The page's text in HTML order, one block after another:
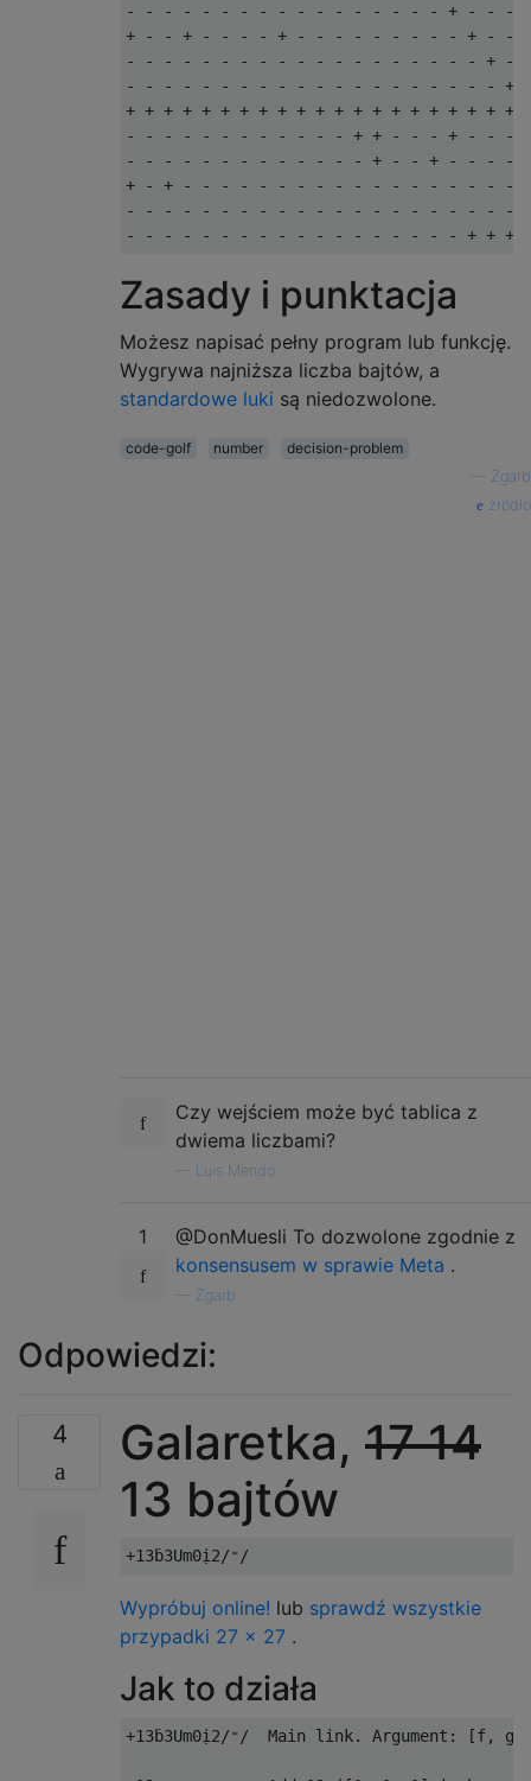
- - - - - - - - - - - - - - - - - + - - -
+ - - + - - - - + - - - - - - - - - + - -
- - - - - - - - - - - - - - - - - - - + -
- - - - - - - - - - - - - - - - - - - - +
+ + + + + + + + + + + + + + + + + + + + +
- - - - - - - - - - - - + + - - - + - - -
- - - - - - - - - - - - - + - - + - - - - +
+ - + - - - - - - - - - - - - - - - - - - +
- - - - - - - - - - - - - - - - - - - - - +
Zasady i punktacja
Możesz napisać pełny program lub funkcję.
Wygrywa najniższa liczba bajtów, a
standardowe luki są niedozwolone.
code-golf number
decision-problem
Zgarb
źródło
Czy wejściem może być tablica z
dwiema liczbami?
Luis Mendo
1
@DonMuesli To dozwolone zgodnie z
konsensusem w sprawie Meta .
Zgarb
Odpowiedzi:
4 Galaretka, 1714
13 bajtów
Wypróbuj online! lub sprawdź wszystkie
przypadki 27 × 27 .
Jak to działa
+13ḃ3Um0ị2/⁼/  Main link. Argument: [f, g]